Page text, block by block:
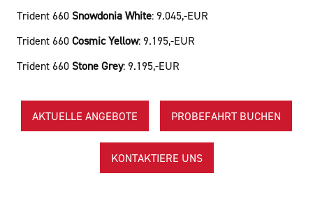
Trident 660 Snowdonia White: 9.045,-EUR
Trident 660 Cosmic Yellow: 9.195,-EUR
Trident 660 Stone Grey: 9.195,-EUR
PROBEFAHRT BUCHEN
AKTUELLE ANGEBOTE
KONTAKTIERE UNS